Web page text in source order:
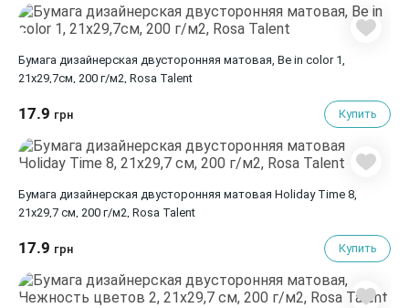
Бумага дизайнерская двусторонняя матовая, Be in color 1,
21х29,7см, 200 г/м2, Rosa Talent
17.9 грн Купить
Бумага дизайнерская двусторонняя матовая Holiday Time 8,
21х29,7 см, 200 г/м2, Rosa Talent
17.9 грн Купить